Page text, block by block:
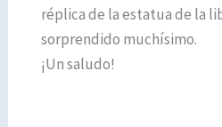
réplica de la estatua de la
sorprendido muchísimo.
¡Un saludo!